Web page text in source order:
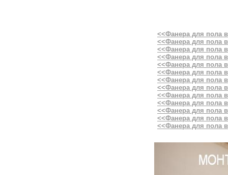
<<Фанера для пола
<<Фанера для пола
<<Фанера для пола
<<Фанера для пола
<<Фанера для пола
<<Фанера для пола
<<Фанера для пола
<<Фанера для пола
<<Фанера для пола
<<Фанера для пола
<<Фанера для пола
<<Фанера для пола
<<Фанера для пола